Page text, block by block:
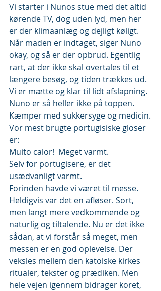
Vi starter i Nunos stue med det altid
kørende TV, dog uden lyd, men her
er der klimaanlæg og dejligt køligt.
Når maden er indtaget, siger Nuno
okay, og så er der opbrud. Egentlig
rart, at der ikke skal overtales til et
længere besøg, og tiden trækkes ud.
Vi er mætte og klar til lidt afslapning.
Nuno er så heller ikke på toppen.
Kæmper med sukkersyge og medicin.
Vor mest brugte portugisiske gloser
er:
Muito calor!  Meget varmt.
Selv for portugisere, er det
usædvanligt varmt.
Forinden havde vi været til messe.
Heldigvis var det en afløser. Sort,
men langt mere vedkommende og
naturlig og tiltalende. Nu er det ikke
sådan, at vi forstår så meget, men
messen er en god oplevelse. Der
veksles mellem den katolske kirkes
ritualer, tekster og prædiken. Men
hele vejen igennem bidrager koret,